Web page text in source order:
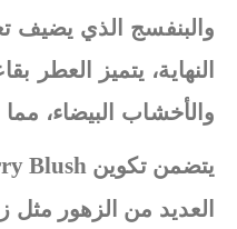
والبنفسج الذي يضيف
النهاية، يتميز العطر
والأخشاب البيضاء،
يتضمن تكوين Blush
العديد من الزهور